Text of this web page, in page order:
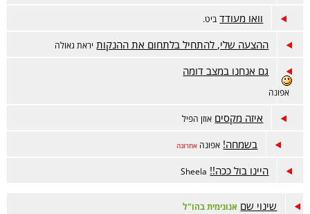
וואו מעודד ביט.
ההצעה שלי, להתחיל בלתחום את ההנקות יראת גאולה
גם אנחנו במצב דומה
אפונה
איזה מקסים אוזן הפיל
בשמחה! אפונה אחרונה
היינו בול ככה!! Sheela
שינוי שם אנונימית בהו"ל